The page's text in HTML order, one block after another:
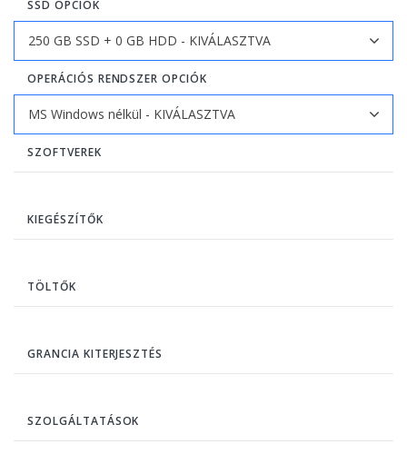
SSD OPCIÓK
OPERÁCIÓS RENDSZER OPCIÓK
SZOFTVEREK
KIEGÉSZÍTŐK
TÖLTŐK
GRANCIA KITERJESZTÉS
SZOLGÁLTATÁSOK